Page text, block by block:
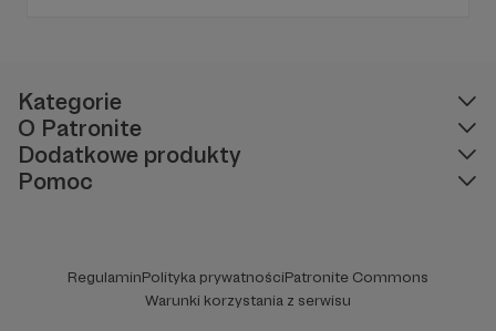
Kategorie
O Patronite
Dodatkowe produkty
Pomoc
RegulaminPolityka prywatnościPatronite Commons
Warunki korzystania z serwisu